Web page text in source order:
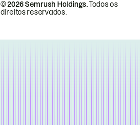
© 2026 Semrush Holdings.Todos os
direitos reservados.